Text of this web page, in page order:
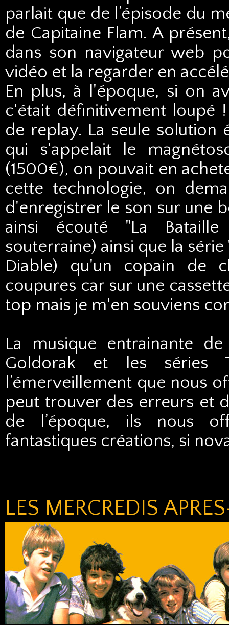
parlait que de l’épisode du
de Capitaine Flam. A
dans son navigateur web
vidéo et la regarder en
En plus, à l'époque, si on
c'était définitivement loupé
de replay. La seule
qui s'appelait le
(1500€), on pouvait en
cette technologie, on
d'enregistrer le son sur une
ainsi écouté "La Bataille
souterraine) ainsi que la
Diable) qu'un copain de
coupures car sur une
top mais je m'en souviens
La musique entrainante
Goldorak et les séries
l’émerveillement que nous
peut trouver des erreurs et
de l’époque, ils nous
fantastiques créations, si
LES MERCREDIS